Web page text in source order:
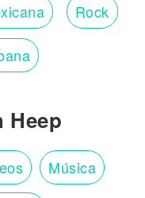
Rock
Heep
Música